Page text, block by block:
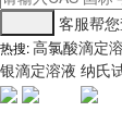
客服帮
热搜:高氯酸滴定
银滴定溶液 纳氏